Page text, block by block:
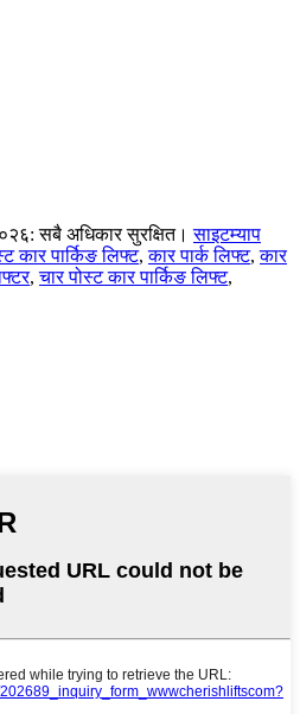
सबै अधिकार सुरक्षित। साइटम्याप
कार पार्किङ लिफ्ट,कार पार्क लिफ्ट,कार
,चार पोस्ट कार पार्किङ लिफ्ट,